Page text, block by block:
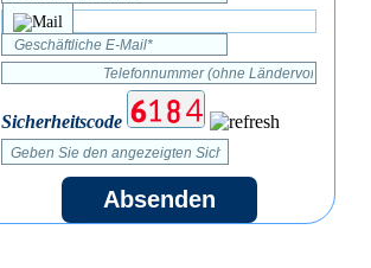
Sicherheitscode
Absenden